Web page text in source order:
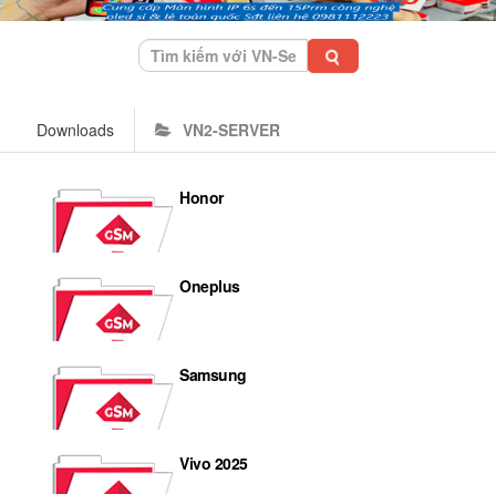
Downloads VN2-SERVER
Honor
Oneplus
Samsung
Vivo 2025